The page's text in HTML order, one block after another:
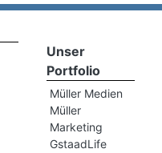
Unser
Portfolio
Müller Medien
Müller
Marketing
GstaadLife